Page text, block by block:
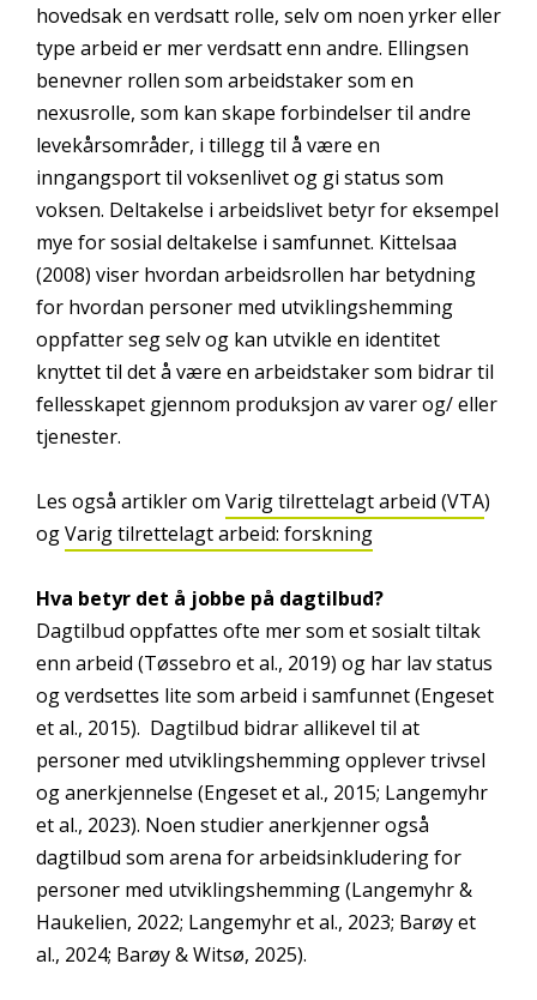
hovedsak en verdsatt rolle, selv om noen yrker eller
type arbeid er mer verdsatt enn andre. Ellingsen
benevner rollen som arbeidstaker som en
nexusrolle, som kan skape forbindelser til andre
levekårsområder, i tillegg til å være en
inngangsport til voksenlivet og gi status som
voksen. Deltakelse i arbeidslivet betyr for eksempel
mye for sosial deltakelse i samfunnet. Kittelsaa
(2008) viser hvordan arbeidsrollen har betydning
for hvordan personer med utviklingshemming
oppfatter seg selv og kan utvikle en identitet
knyttet til det å være en arbeidstaker som bidrar til
fellesskapet gjennom produksjon av varer og/ eller
tjenester.
Les også artikler om Varig tilrettelagt arbeid (VTA)
ogVarig tilrettelagt arbeid: forskning
Hva betyr det å jobbe på dagtilbud?
Dagtilbud oppfattes ofte mer som et sosialt tiltak
enn arbeid (Tøssebro et al., 2019) og har lav status
og verdsettes lite som arbeid i samfunnet (Engeset
et al., 2015). Dagtilbud bidrar allikevel til at
personer med utviklingshemming opplever trivsel
og anerkjennelse (Engeset et al., 2015; Langemyhr
et al., 2023). Noen studier anerkjenner også
dagtilbud som arena for arbeidsinkludering for
personer med utviklingshemming (Langemyhr &
Haukelien, 2022; Langemyhr et al., 2023; Barøy et
al., 2024; Barøy & Witsø, 2025).